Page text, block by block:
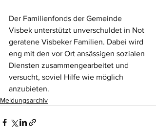
Der Familienfonds der Gemeinde
Visbek unterstützt unverschuldet in Not
geratene Visbeker Familien. Dabei wird
eng mit den vor Ort ansässigen sozialen
Diensten zusammengearbeitet und
versucht, soviel Hilfe wie möglich
anzubieten.
Meldungsarchiv